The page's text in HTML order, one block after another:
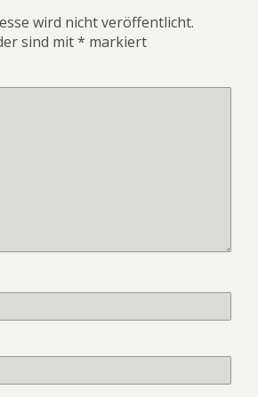
wird nicht veröffentlicht.
sind mit* markiert